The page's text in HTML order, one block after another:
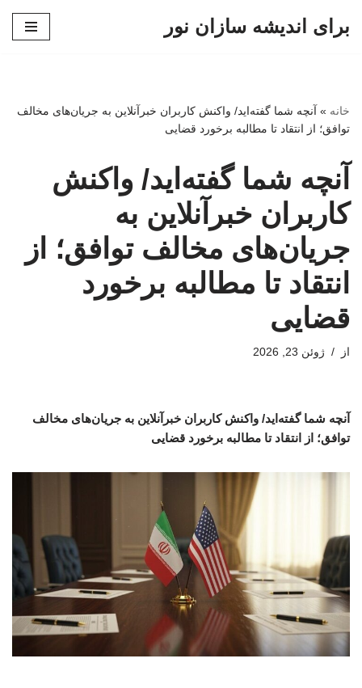
برای اندیشه سازان نور
خانه » آنچه شما گفته‌اید/ واکنش کاربران خبرآنلاین به جریان‌های مخالف
توافق؛ از انتقاد تا مطالبه برخورد قضایی
آنچه شما گفته‌اید/ واکنش
کاربران خبرآنلاین به
جریان‌های مخالف توافق؛ از
انتقاد تا مطالبه برخورد
قضایی
از ژوئن 23, 2026
آنچه شما گفته‌اید/ واکنش کاربران خبرآنلاین به جریان‌های مخالف
توافق؛ از انتقاد تا مطالبه برخورد قضایی